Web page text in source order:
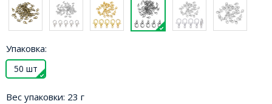
Упаковка:
50 шт
Вес упаковки: 23 г